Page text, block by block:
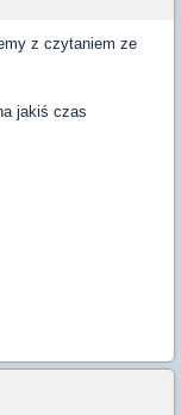
z czytaniem ze
jakiś czas